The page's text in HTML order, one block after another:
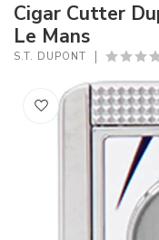
Cigar Cutter
Le Mans
S.T. DUPONT